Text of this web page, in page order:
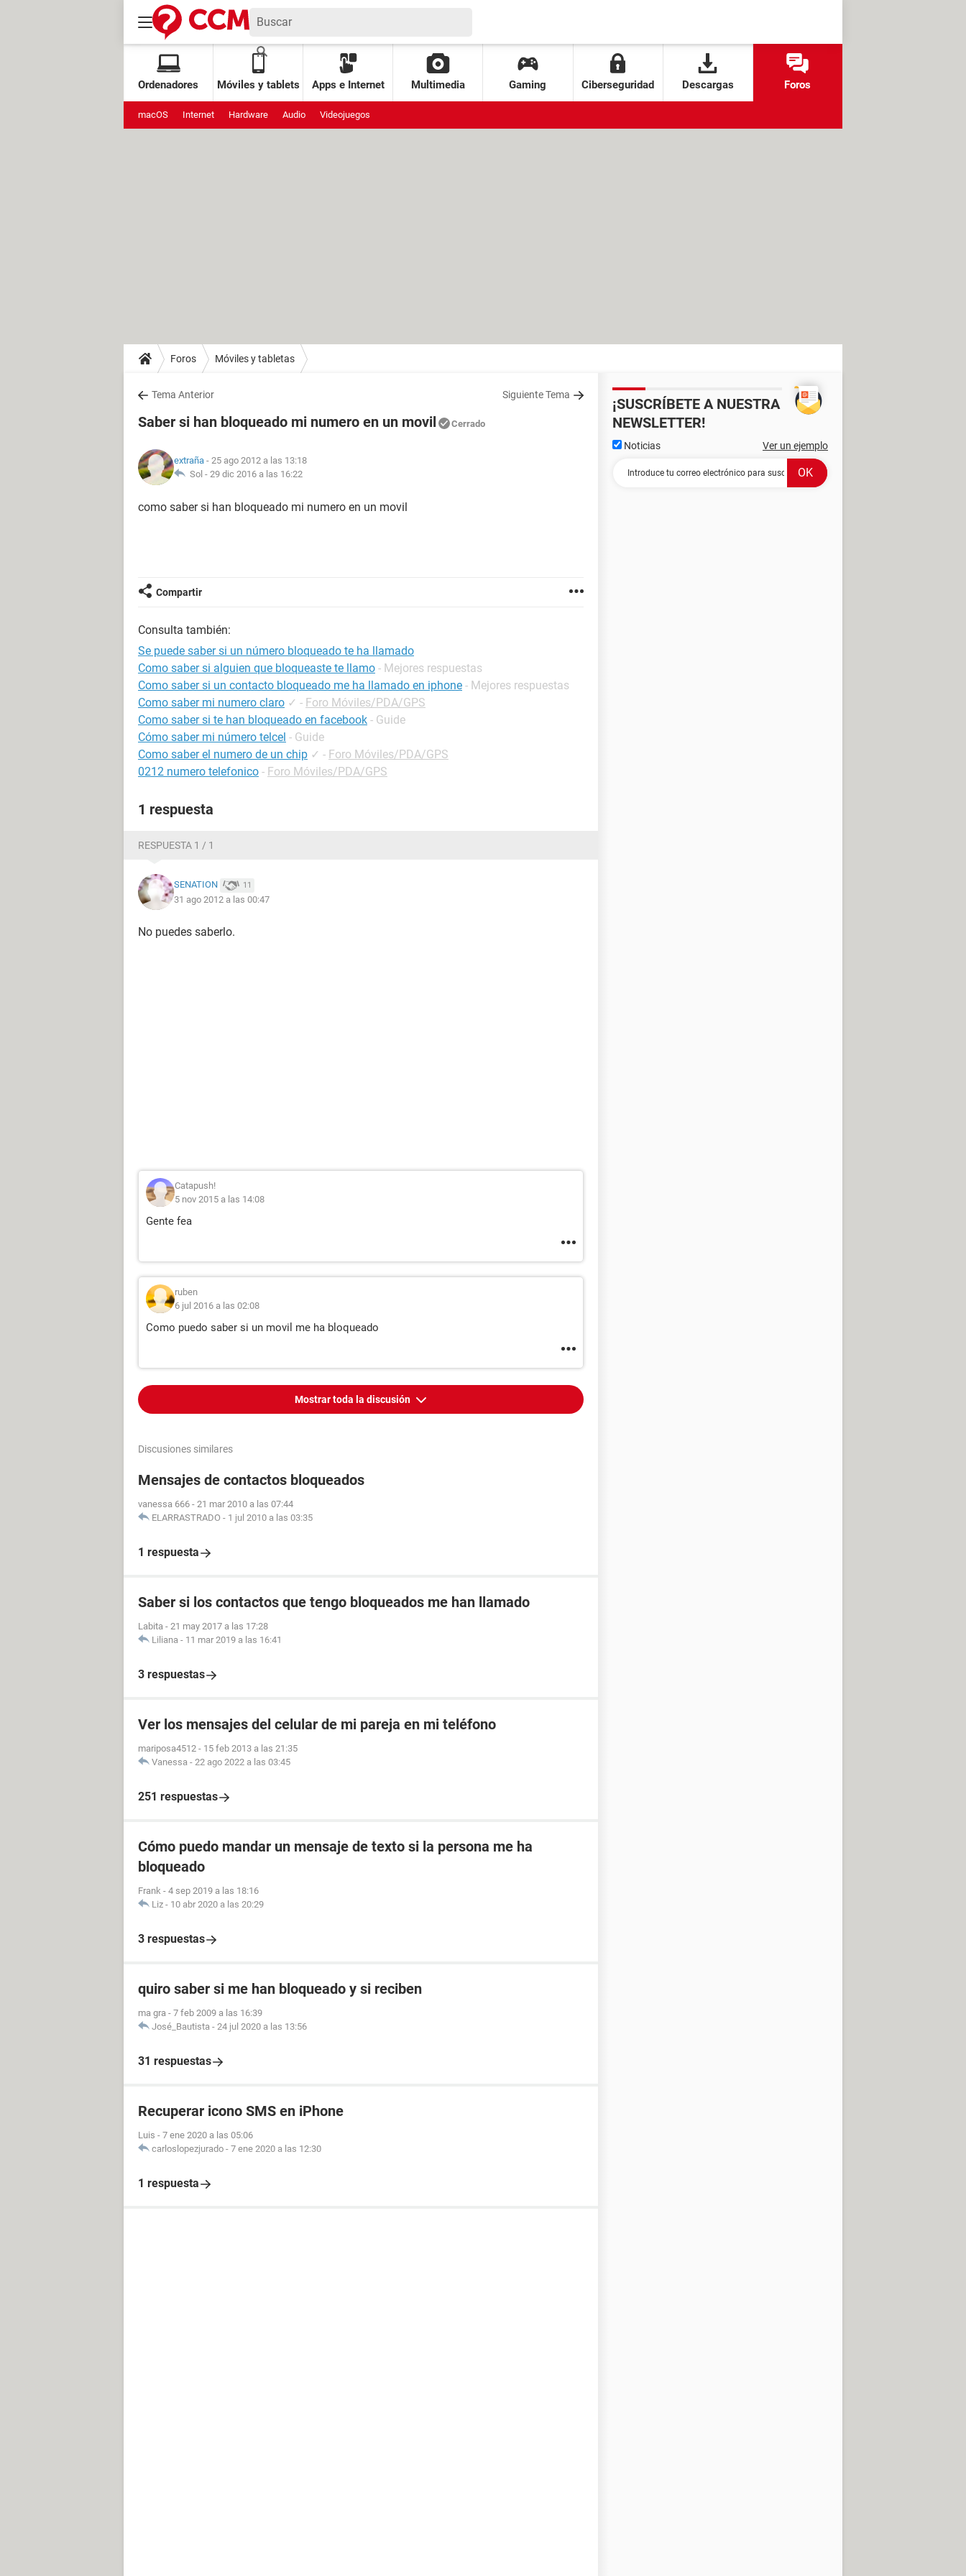
Ordenadores Móviles y tablets Apps e Internet Multimedia Gaming Ciberseguridad Descargas Foros
macOS Internet Hardware Audio Videojuegos
Foros Móviles y tabletas
Tema Anterior Siguiente Tema
Saber si han bloqueado mi numero en un movil Cerrado
extraña - 25 ago 2012 a las 13:18
Sol - 29 dic 2016 a las 16:22
como saber si han bloqueado mi numero en un movil
Compartir
Consulta también:
Se puede saber si un número bloqueado te ha llamado
Como saber si alguien que bloqueaste te llamo - Mejores respuestas
Como saber si un contacto bloqueado me ha llamado en iphone - Mejores respuestas
Como saber mi numero claro ✓ - Foro Móviles/PDA/GPS
Como saber si te han bloqueado en facebook - Guide
Cómo saber mi número telcel - Guide
Como saber el numero de un chip ✓ - Foro Móviles/PDA/GPS
0212 numero telefonico - Foro Móviles/PDA/GPS
1 respuesta
RESPUESTA 1 / 1
SENATION 11
31 ago 2012 a las 00:47
No puedes saberlo.
Catapush!
5 nov 2015 a las 14:08
Gente fea
ruben
6 jul 2016 a las 02:08
Como puedo saber si un movil me ha bloqueado
Mostrar toda la discusión
Discusiones similares
Mensajes de contactos bloqueados
vanessa 666 - 21 mar 2010 a las 07:44
ELARRASTRADO - 1 jul 2010 a las 03:35
1 respuesta
Saber si los contactos que tengo bloqueados me han llamado
Labita - 21 may 2017 a las 17:28
Liliana - 11 mar 2019 a las 16:41
3 respuestas
Ver los mensajes del celular de mi pareja en mi teléfono
mariposa4512 - 15 feb 2013 a las 21:35
Vanessa - 22 ago 2022 a las 03:45
251 respuestas
Cómo puedo mandar un mensaje de texto si la persona me ha
bloqueado
Frank - 4 sep 2019 a las 18:16
Liz - 10 abr 2020 a las 20:29
3 respuestas
quiro saber si me han bloqueado y si reciben
ma gra - 7 feb 2009 a las 16:39
José_Bautista - 24 jul 2020 a las 13:56
31 respuestas
Recuperar icono SMS en iPhone
Luis - 7 ene 2020 a las 05:06
carloslopezjurado - 7 ene 2020 a las 12:30
1 respuesta
¡SUSCRÍBETE A NUESTRA
NEWSLETTER!
Noticias Ver un ejemplo